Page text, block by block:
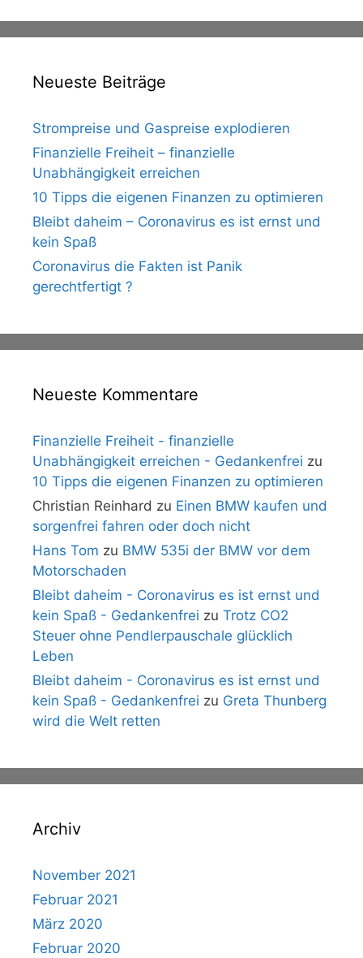
Neueste Beiträge
Strompreise und Gaspreise explodieren
Finanzielle Freiheit – finanzielle
Unabhängigkeit erreichen
10 Tipps die eigenen Finanzen zu optimieren
Bleibt daheim – Coronavirus es ist ernst und
kein Spaß
Coronavirus die Fakten ist Panik
gerechtfertigt ?
Neueste Kommentare
Finanzielle Freiheit - finanzielle
Unabhängigkeit erreichen - Gedankenfrei zu
10 Tipps die eigenen Finanzen zu optimieren
Christian Reinhard zu Einen BMW kaufen und
sorgenfrei fahren oder doch nicht
Hans Tom zu BMW 535i der BMW vor dem
Motorschaden
Bleibt daheim - Coronavirus es ist ernst und
kein Spaß - Gedankenfrei zu Trotz CO2
Steuer ohne Pendlerpauschale glücklich
Leben
Bleibt daheim - Coronavirus es ist ernst und
kein Spaß - Gedankenfrei zu Greta Thunberg
wird die Welt retten
Archiv
November 2021
Februar 2021
März 2020
Februar 2020